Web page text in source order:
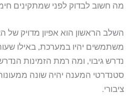
מה חשוב לבדוק לפני שמתקינים
השלב הראשון הוא אפיון מדויק של
משתמשים יהיו במערכת, באילו
נדרש גיבוי, ומה רמת הזמינות
סטנדרטי המענה יהיה שונה
ציבורי.